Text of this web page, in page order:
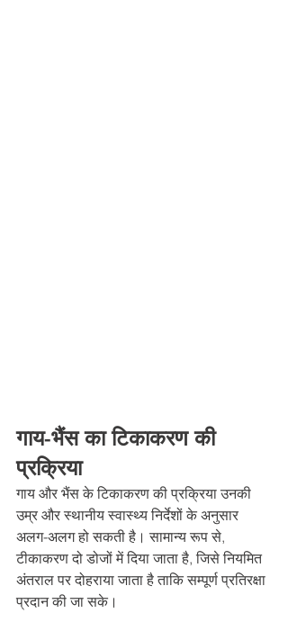
गाय-भैंस का टिकाकरण की
प्रक्रिया
गाय और भैंस के टिकाकरण की प्रक्रिया उनकी
उम्र और स्थानीय स्वास्थ्य निर्देशों के अनुसार
अलग-अलग हो सकती है। सामान्य रूप से,
टीकाकरण दो डोजों में दिया जाता है, जिसे नियमित
अंतराल पर दोहराया जाता है ताकि सम्पूर्ण प्रतिरक्षा
प्रदान की जा सके।